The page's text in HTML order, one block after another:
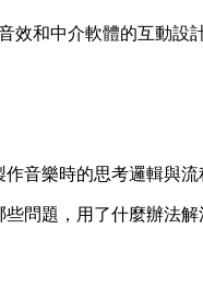
和中介軟體的互動設
音樂時的思考邏輯與流
問題，用了什麼辦法